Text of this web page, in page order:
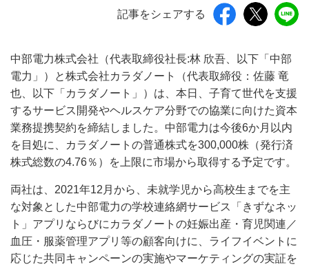
記事をシェアする
中部電力株式会社（代表取締役社長:林 欣吾、以下「中部
電力」）と株式会社カラダノート（代表取締役：佐藤 竜
也、以下「カラダノート」）は、本日、子育て世代を支援
するサービス開発やヘルスケア分野での協業に向けた資本
業務提携契約を締結しました。中部電力は今後6か月以内
を目処に、カラダノートの普通株式を300,000株（発行済
株式総数の4.76％）を上限に市場から取得する予定です。
両社は、2021年12月から、未就学児から高校生までを主
な対象とした中部電力の学校連絡網サービス「きずなネッ
ト」アプリならびにカラダノートの妊娠出産・育児関連／
血圧・服薬管理アプリ等の顧客向けに、ライフイベントに
応じた共同キャンペーンの実施やマーケティングの実証を